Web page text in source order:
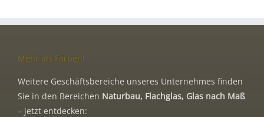
Mehr als Farben!
Weitere Geschäftsbereiche unseres Unternehmes finden
Sie in den Bereichen Naturbau, Flachglas, Glas nach Maß
– jetzt entdecken: